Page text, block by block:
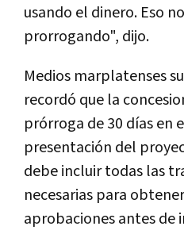
usando el dinero. Eso
prorrogando", dijo.
Medios marplatenses
recordó que la
prórroga de 30 días en
presentación del
debe incluir todas las
necesarias para
aprobaciones antes de